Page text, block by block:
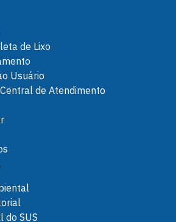
de Lixo
Usuário
de Atendimento
do SUS